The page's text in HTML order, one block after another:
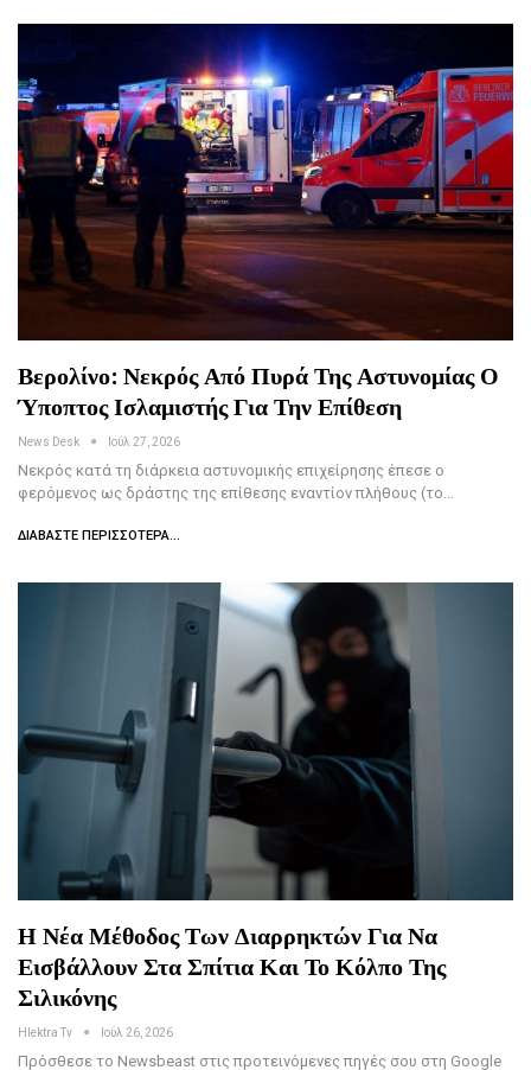
Βερολίνο: Νεκρός Από Πυρά Της Αστυνομίας Ο
Ύποπτος Ισλαμιστής Για Την Επίθεση
News Desk Ιούλ 27, 2026
Νεκρός κατά τη διάρκεια αστυνομικής επιχείρησης έπεσε ο
φερόμενος ως δράστης της επίθεσης εναντίον πλήθους (το…
ΔΙΑΒΆΣΤΕ ΠΕΡΙΣΣΌΤΕΡΑ...
Η Νέα Μέθοδος Των Διαρρηκτών Για Να
Εισβάλλουν Στα Σπίτια Και Το Κόλπο Της
Σιλικόνης
Hlektra Tv Ιούλ 26, 2026
Πρόσθεσε το Newsbeast στις προτεινόμενες πηγές σου στη Google